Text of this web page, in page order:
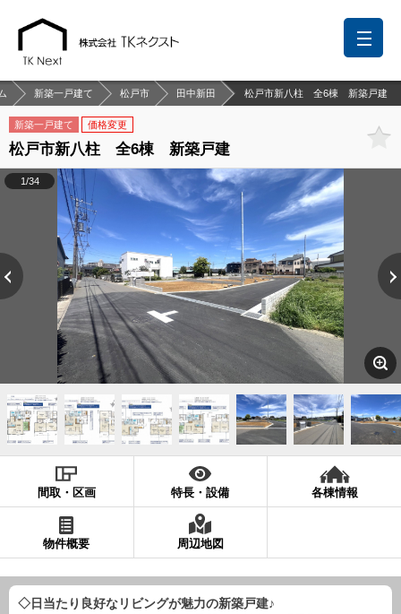
新築一戸建て 松戸市 田中新田 松戸市新八柱 全6棟 新築戸建
新築一戸建て 価格変更
松戸市新八柱 全6棟 新築戸建
1/34
間取・区画 特長・設備 各棟情報
物件概要 周辺地図
◇日当たり良好なリビングが魅力の新築戸建♪
前回の履歴 検討リスト
中国語での対応も可能です
お問い合わせ
営業メールは固くお断りします
お知らせ
千葉本店 松戸支店 成田支店 木更津支店
東京支店
神奈川支店
沖縄支店
現地販売会情報
千葉本店 松戸支店 成田支店 木更津支店
東京支店
神奈川支店
スタッフ紹介
千葉本店 成田支店
神奈川支店
沖縄支店